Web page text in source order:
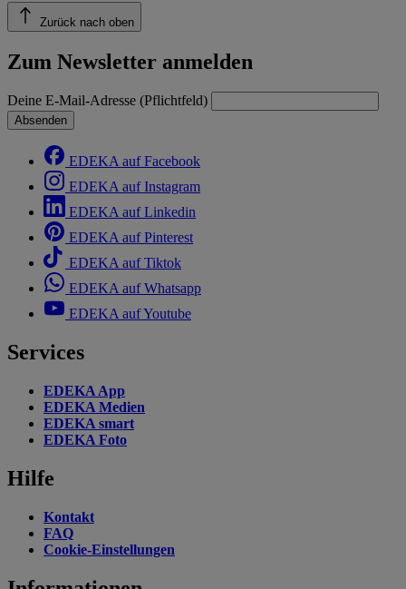
Zurück nach oben
Zum Newsletter anmelden
Deine E-Mail-Adresse (Pflichtfeld)
Absenden
EDEKA auf Facebook
EDEKA auf Instagram
EDEKA auf Linkedin
EDEKA auf Pinterest
EDEKA auf Tiktok
EDEKA auf Whatsapp
EDEKA auf Youtube
Services
EDEKA App
EDEKA Medien
EDEKA smart
EDEKA Foto
Hilfe
Kontakt
FAQ
Cookie-Einstellungen